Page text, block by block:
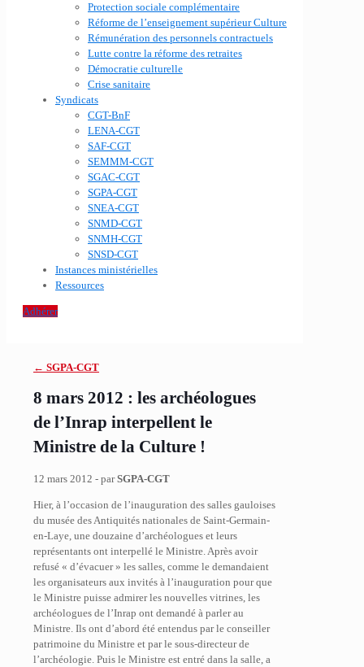
Protection sociale complémentaire
Réforme de l’enseignement supérieur Culture
Rémunération des personnels contractuels
Lutte contre la réforme des retraites
Démocratie culturelle
Crise sanitaire
Syndicats
CGT-BnF
LENA-CGT
SAF-CGT
SEMMM-CGT
SGAC-CGT
SGPA-CGT
SNEA-CGT
SNMD-CGT
SNMH-CGT
SNSD-CGT
Instances ministérielles
Ressources
Adhérer
← SGPA-CGT
8 mars 2012 : les archéologues
de l’Inrap interpellent le
Ministre de la Culture !
12 mars 2012 - parSGPA-CGT
Hier, à l’occasion de l’inauguration des salles gauloises
du musée des Antiquités nationales de Saint-Germain-
en-Laye, une douzaine d’archéologues et leurs
représentants ont interpellé le Ministre. Après avoir
refusé « d’évacuer » les salles, comme le demandaient
les organisateurs aux invités à l’inauguration pour que
le Ministre puisse admirer les nouvelles vitrines, les
archéologues de l’Inrap ont demandé à parler au
Ministre. Ils ont d’abord été entendus par le conseiller
patrimoine du Ministre et par le sous-directeur de
l’archéologie. Puis le Ministre est entré dans la salle, a